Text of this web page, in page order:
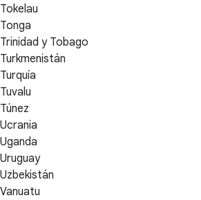
Tokelau
Tonga
Trinidad y Tobago
Turkmenistán
Turquía
Tuvalu
Túnez
Ucrania
Uganda
Uruguay
Uzbekistán
Vanuatu